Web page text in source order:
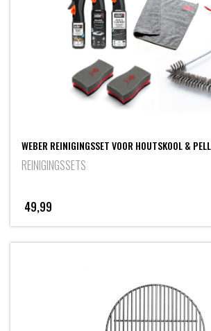
WEBER REINIGINGSSET VOOR HOUTSKOOL &
REINIGINGSSETS
49,99